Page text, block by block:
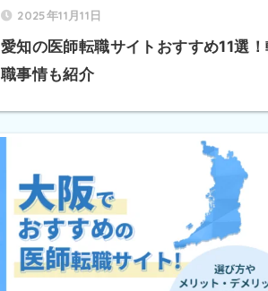
2025年11月11日
愛知の医師転職サイトおすすめ11選
職事情も紹介